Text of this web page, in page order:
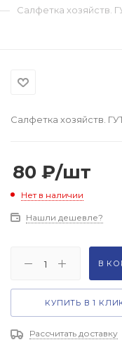
— Салфетка хозяйств.
Салфетка хозяйств.
80 ₽/шт
Нет в наличии
Нашли дешевле?
В
КУПИТЬ В 1
Рассчитать доставку